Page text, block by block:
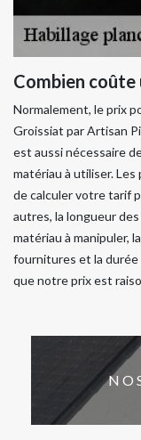
Combien coûte
Normalement, le prix
Groissiat par Artisan
est aussi nécessaire
matériau à utiliser.
de calculer votre tarif
autres, la longueur
matériau à manipuler,
fournitures et la durée
que notre prix est